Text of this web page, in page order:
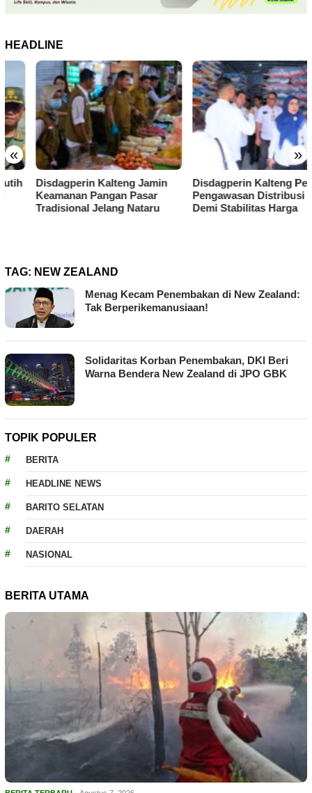
HEADLINE
« »
Disdagperin Kalteng Jamin
Keamanan Pangan Pasar
Tradisional Jelang Nataru
Disdagperin Kalteng Perketat
Pengawasan Distribusi Beras
Demi Stabilitas Harga
TAG: NEW ZEALAND
Menag Kecam Penembakan di New Zealand:
Tak Berperikemanusiaan!
Solidaritas Korban Penembakan, DKI Beri
Warna Bendera New Zealand di JPO GBK
TOPIK POPULER
BERITA
HEADLINE NEWS
BARITO SELATAN
DAERAH
NASIONAL
BERITA UTAMA